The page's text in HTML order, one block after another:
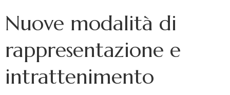
Nuove modalità di
rappresentazione e
intrattenimento